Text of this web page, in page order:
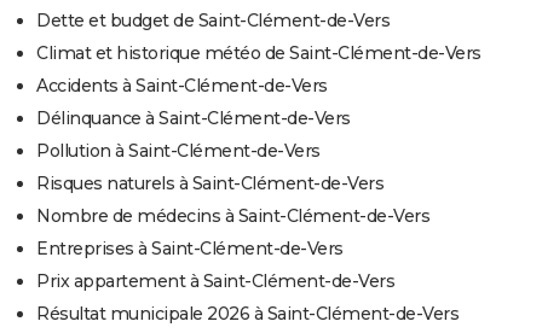
Dette et budget de Saint-Clément-de-Vers
Climat et historique météo de Saint-Clément-de-Vers
Accidents à Saint-Clément-de-Vers
Délinquance à Saint-Clément-de-Vers
Pollution à Saint-Clément-de-Vers
Risques naturels à Saint-Clément-de-Vers
Nombre de médecins à Saint-Clément-de-Vers
Entreprises à Saint-Clément-de-Vers
Prix appartement à Saint-Clément-de-Vers
Résultat municipale 2026 à Saint-Clément-de-Vers